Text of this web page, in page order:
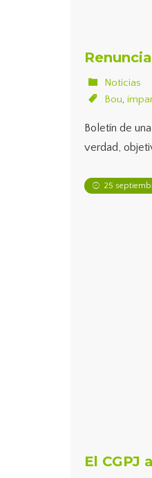
Noticias
Bou,
Boletín de
verdad,
25
El CGPJ